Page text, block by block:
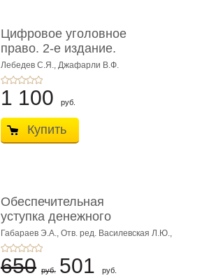
Цифровое уголовное
право. 2-е издание.
Монограф ...
Лебедев С.Я., Джафарли В.Ф.
1 100 руб.
Купить
Обеспечительная
уступка денежного
требования ...
Габараев Э.А., Отв. ред. Василевская Л.Ю.,
вступ. сл. Каретина М.Г.
650 руб. 501 руб.